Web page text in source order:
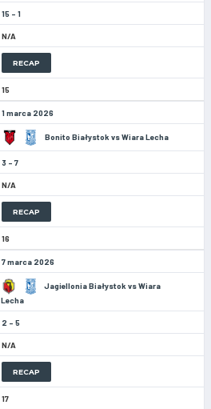
15 - 1
N/A
RECAP
15
1 marca 2026
Bonito Białystok vs Wiara Lecha
3 - 7
N/A
RECAP
16
7 marca 2026
Jagiellonia Białystok vs Wiara
Lecha
2 - 5
N/A
RECAP
17